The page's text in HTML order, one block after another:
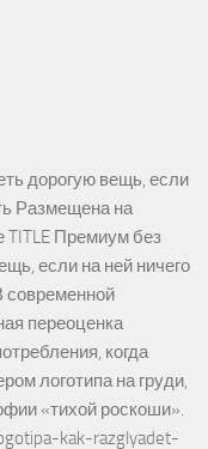
дорогую вещь, если
Размещена на
Премиум без
если на ней ничего
современной
переоценка
когда
логотипа на груди,
«тихой роскоши».
kak-razglyadet-